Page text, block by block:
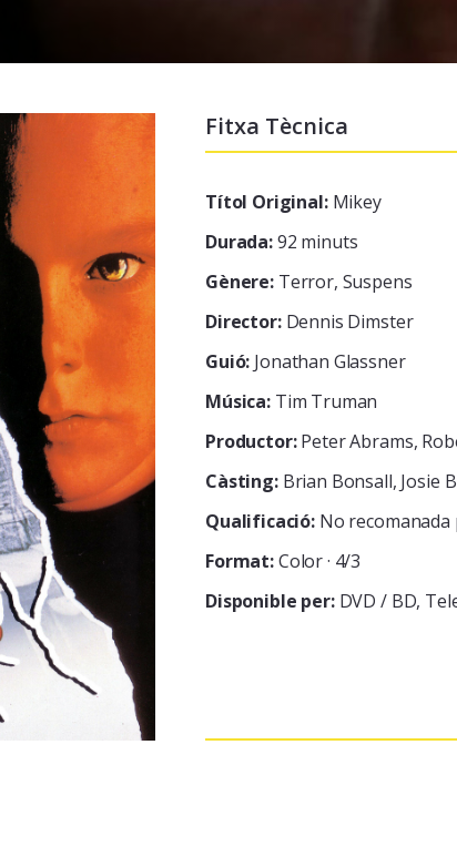
Fitxa Tècnica
Títol Original:Mikey
Durada:92 minuts
Gènere:Terror, Suspens
Director:Dennis Dimster
Guió: Jonathan Glassner
Música:Tim Truman
Productor:Peter Abrams,
Càsting:Brian Bonsall, Josie
Qualificació: No recomanada
Format:Color · 4/3
Disponible per: DVD / BD